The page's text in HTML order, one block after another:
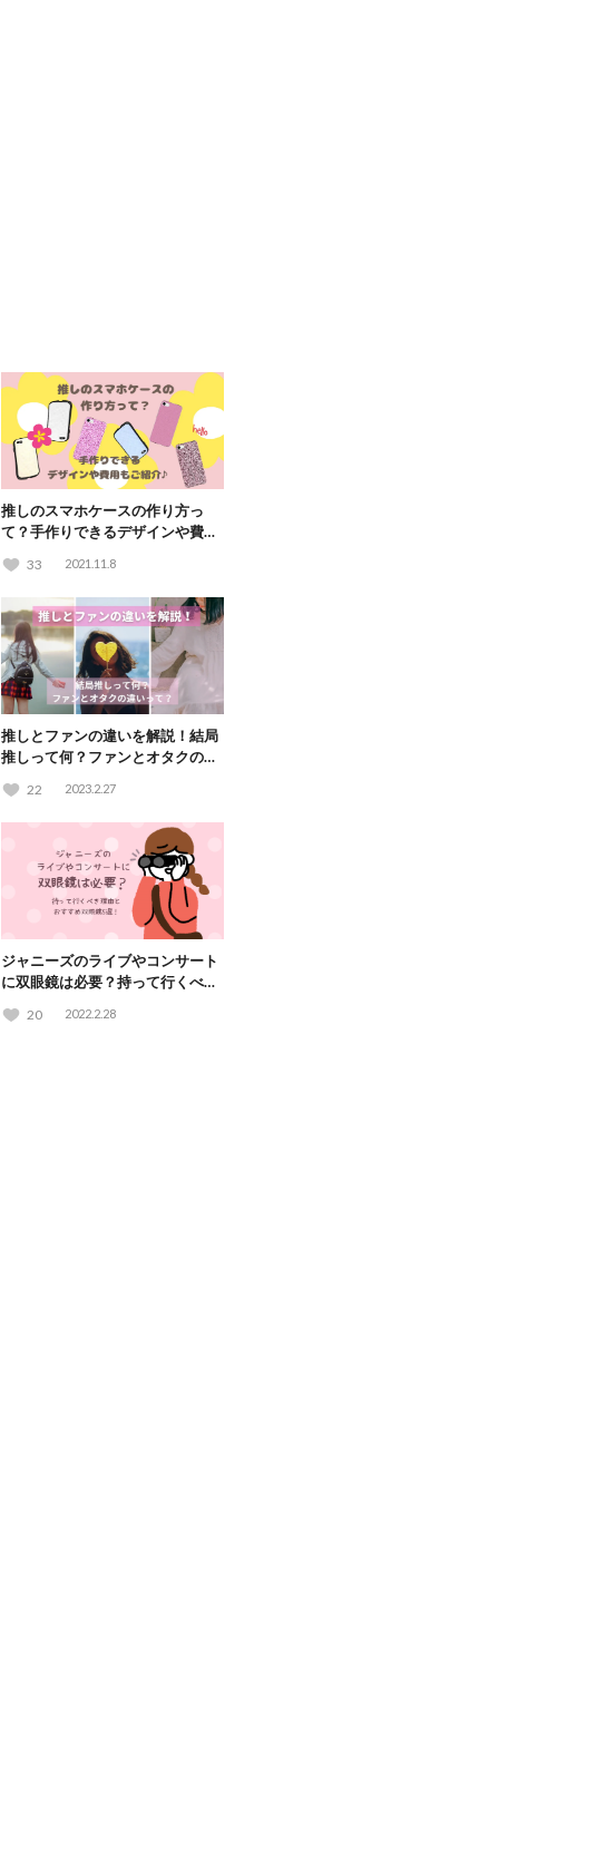
推しのスマホケースの作り方っ
て？手作りできるデザインや費用
33 2021.11.8
推しとファンの違いを解説！結局
推しって何？ファンとオタクの違
22 2023.2.27
ジャニーズのライブやコンサート
に双眼鏡は必要？持って行くべき
20 2022.2.28